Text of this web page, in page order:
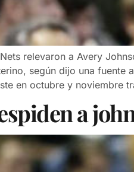
relevaron a Avery
según dijo una fuente
en octubre y noviembre
a